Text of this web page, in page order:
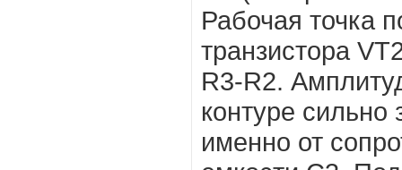
Рабочая точка
транзистора
R3-R2.
контуре
именно от